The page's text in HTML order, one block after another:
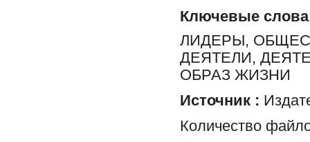
Ключевые слова
ЛИДЕРЫ,
ДЕЯТЕЛИ,
ОБРАЗ ЖИЗНИ
Источник :
Количество